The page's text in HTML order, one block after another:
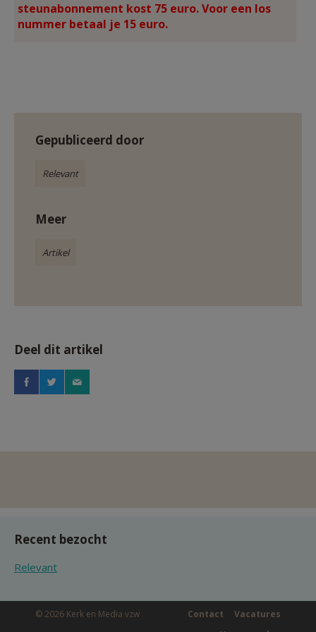
steunabonnement kost 75 euro. Voor een los
nummer betaal je 15 euro.
Gepubliceerd door
Relevant
Meer
Artikel
Deel dit artikel
Recent bezocht
Relevant
© 2026 Kerk en Media vzw Vacatures
Contact